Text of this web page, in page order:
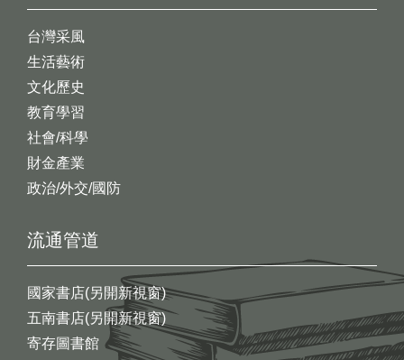
台灣采風
生活藝術
文化歷史
教育學習
社會/科學
財金產業
政治/外交/國防
流通管道
國家書店(另開新視窗)
五南書店(另開新視窗)
寄存圖書館